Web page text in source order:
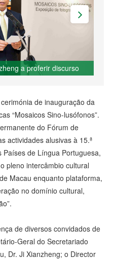
a proferir discurso
de inauguração da
“Mosaicos Sino-lusófonos”.
do Fórum de
actividades alusivas à 15.ª
de Língua Portuguesa,
pleno intercâmbio cultural
Macau enquanto plataforma,
no domínio cultural,
de diversos convidados de
Geral do Secretariado
Dr. Ji Xianzheng; o Director